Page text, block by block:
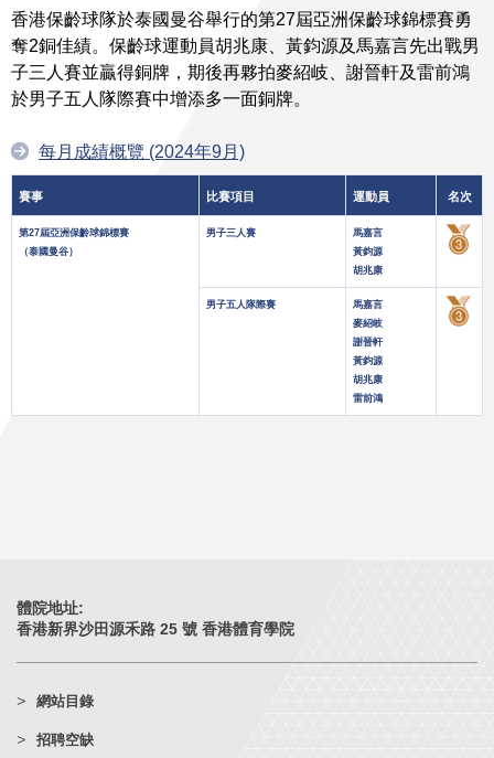
香港保齡球隊於泰國曼谷舉行的第27屆亞洲保齡球錦標賽勇
奪2銅佳績。保齡球運動員胡兆康、黃鈞源及馬嘉言先出戰男
子三人賽並贏得銅牌，期後再夥拍麥紹岐、謝晉軒及雷前鴻
於男子五人隊際賽中增添多一面銅牌。
每月成績概覽 (2024年9月)
賽事 比賽項目 運動員 名次
第27屆亞洲保齡球錦標賽
（泰國曼谷）
男子三人賽
馬嘉言
黃鈞源
胡兆康
男子五人隊際賽
馬嘉言
麥紹岐
謝晉軒
黃鈞源
胡兆康
雷前鴻
體院地址:
香港新界沙田源禾路 25 號 香港體育學院
網站目錄
招聘空缺